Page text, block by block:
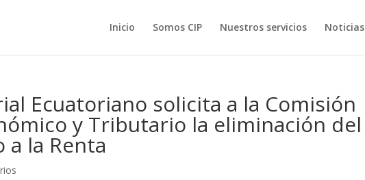
Inicio Somos CIP Nuestros servicios Noticias
Ecuatoriano solicita a la Comisión
y Tributario la eliminación del
la Renta